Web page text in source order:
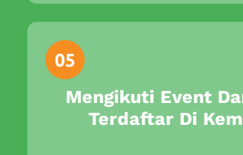
Mengikuti Event
Terdaftar Di